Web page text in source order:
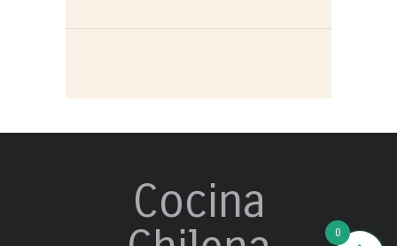
Cocina
0